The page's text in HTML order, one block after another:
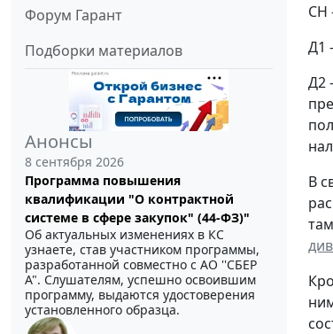
Форум Гарант
Подборки материалов
Анонсы
8 сентября 2026
Программа повышения
квалификации "О контрактной
системе в сфере закупок" (44-ФЗ)"
Об актуальных изменениях в КС
узнаете, став участником программы,
разработанной совместно с АО ''СБЕР
А". Слушателям, успешно освоившим
программу, выдаются удостоверения
установленного образца.
СН
Д1
Д2
В